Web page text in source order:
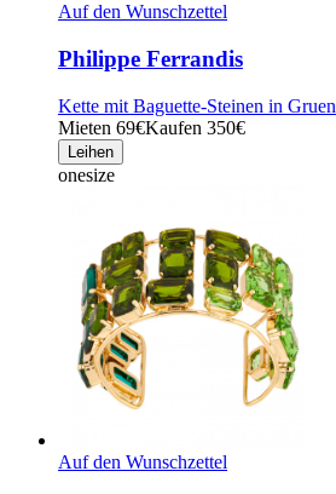
Auf den Wunschzettel
Philippe Ferrandis
Kette mit Baguette-Steinen in Gruen
Mieten 69€Kaufen 350€
Leihen
onesize
Auf den Wunschzettel